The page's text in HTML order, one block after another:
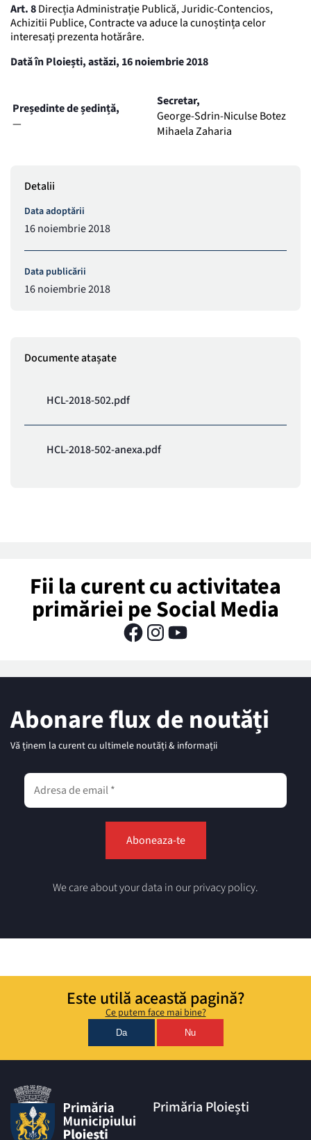
Art. 8Direcția Administrație Publică, Juridic-Contencios,
Achizitii Publice, Contracte va aduce la cunoștința celor
interesați prezenta hotărâre.
Dată în Ploiești, astăzi, 16 noiembrie 2018
Președinte de ședință,
—
Secretar,
George-Sdrin-Niculse Botez
Mihaela Zaharia
Detalii
Data adoptării
16 noiembrie 2018
Data publicării
16 noiembrie 2018
Documente atașate
HCL-2018-502.pdf
HCL-2018-502-anexa.pdf
Fii la curent cu activitatea
primăriei pe Social Media
Abonare flux de noutăți
Vă ținem la curent cu ultimele noutăți & informații
We care about your data in our privacy policy.
Este utilă această pagină?
Ce putem face mai bine?
Da Nu
Primăria Ploiești